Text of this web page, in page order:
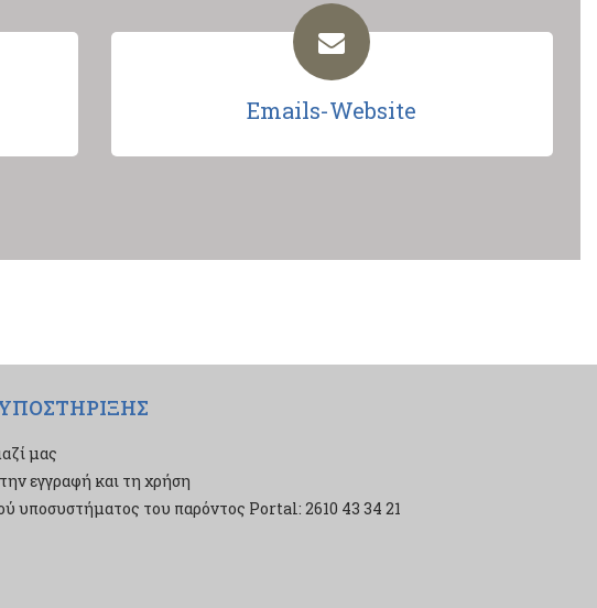
Emails-Website
μας
εγγραφή και τη χρήση
υποσυστήματος του παρόντος Portal: 2610 43 34 21